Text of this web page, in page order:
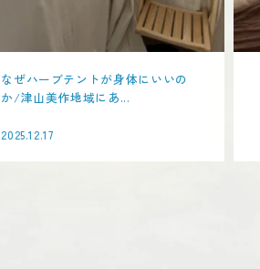
なぜハーブテントが身体にいいの
か/津山美作地域にあ...
2025.12.17